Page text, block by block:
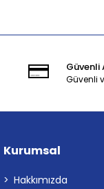
Güvenli
Güvenli
Kurumsal
Hakkımızda